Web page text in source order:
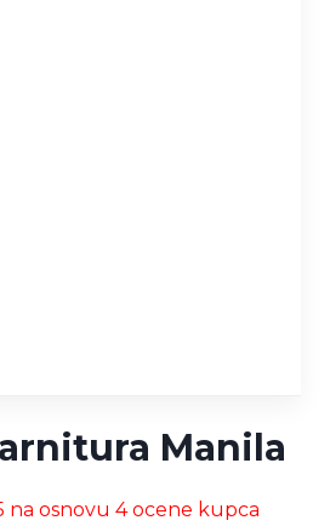
Manila
na osnovu 4ocene kupca